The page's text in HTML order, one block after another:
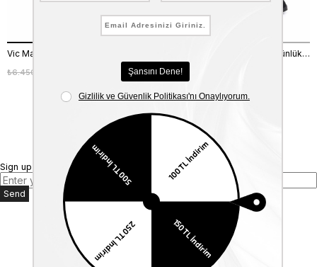
Vic Matie Kadın Gri Günlük Ayakkabı
₺6.450,00
Vic Matie Kadın Siyah Süet Günlük Ayakkabı
₺6.450,00
Sign up for our E-mail Newsletter
Send
Kurumsal
Anasayfa
Hakkımızda
Mağazalarımız
Bize Ulaşın